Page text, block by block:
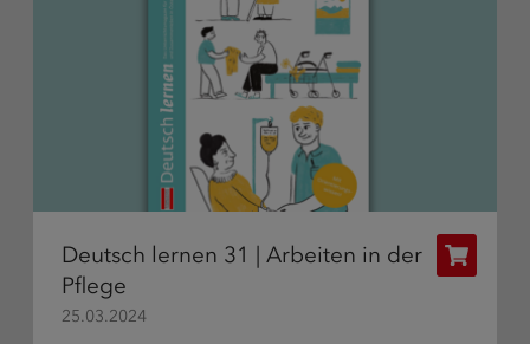
Deutsch lernen 31 | Arbeiten in der
Pflege
25.03.2024